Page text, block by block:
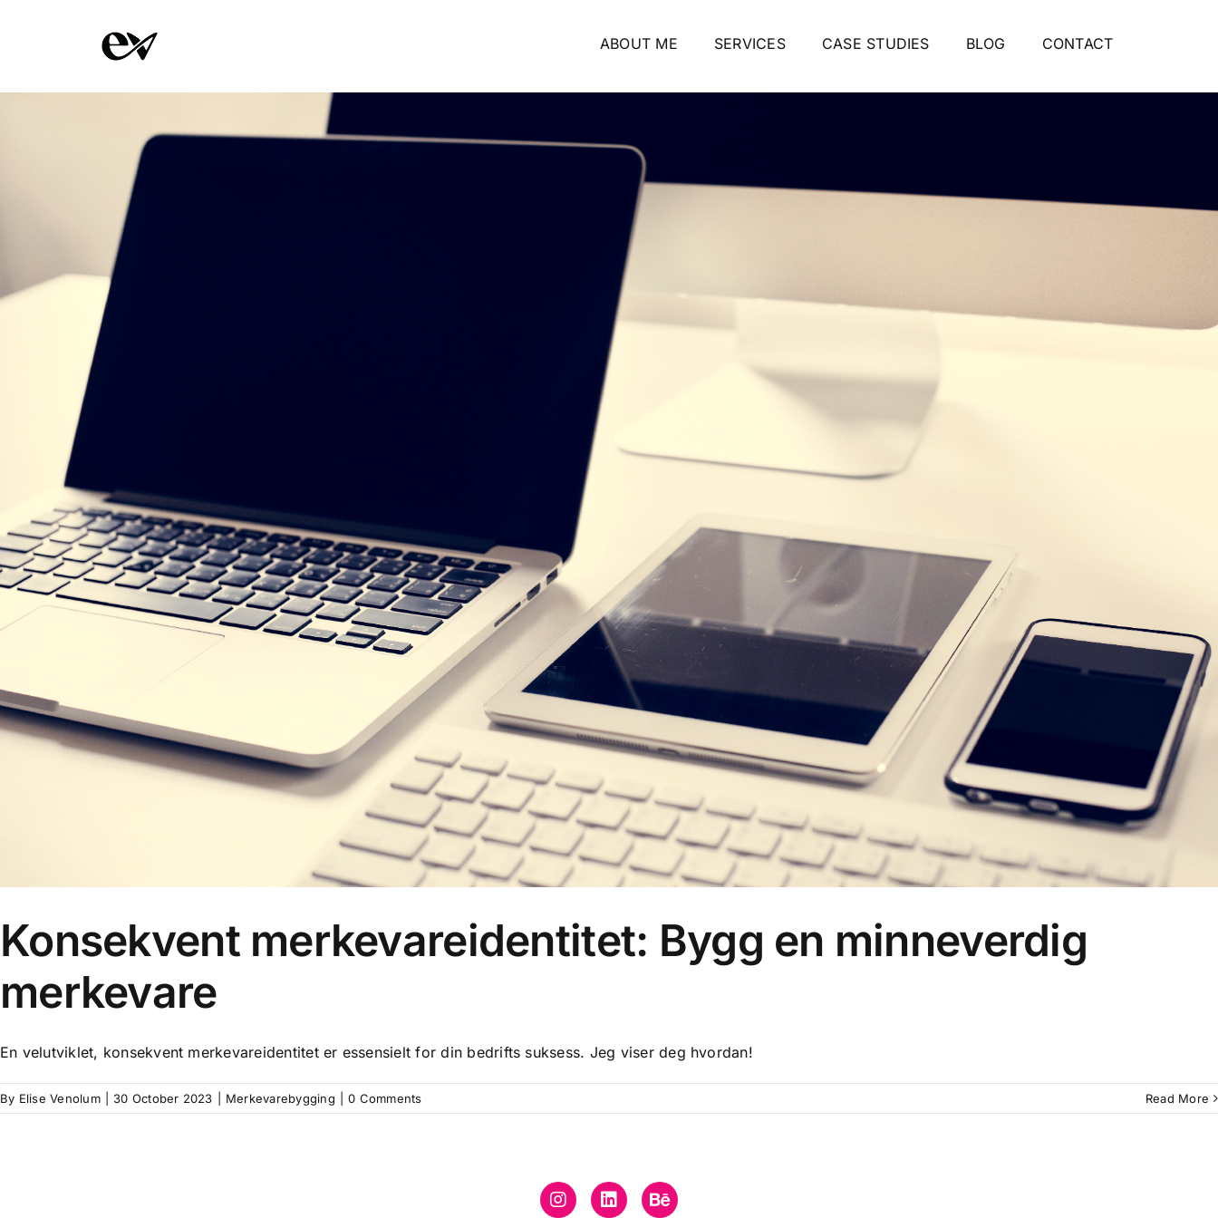
ABOUT ME SERVICES CASE STUDIES BLOG CONTACT
Konsekvent merkevareidentitet: Bygg en minneverdig
merkevare
En velutviklet, konsekvent merkevareidentitet er essensielt for din bedrifts suksess. Jeg viser deg hvordan!
By Elise Venolum 30 October 2023 Merkevarebygging 0 Comments Read More